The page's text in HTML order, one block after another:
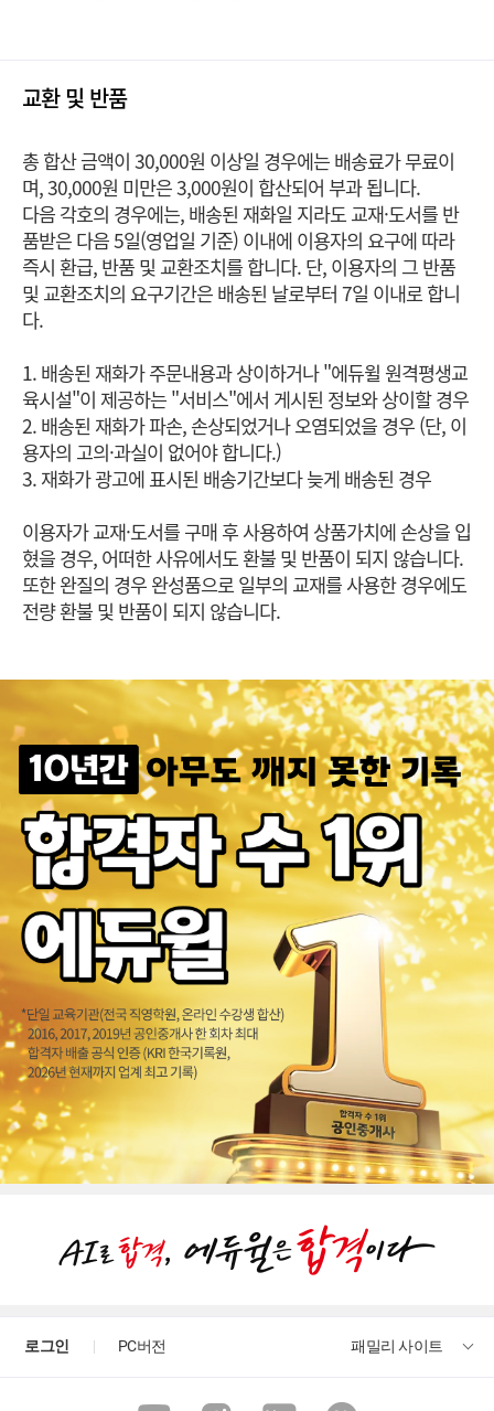
PART 1 최신기출 유형 미리보기
PART 4 직무모의고사
PART 5 실전동형 모의고사
교환 및 반품
총 합산 금액이 30,000원 이상일 경우에는 배송료가 무료이
며, 30,000원 미만은 3,000원이 합산되어 부과 됩니다.
다음 각호의 경우에는, 배송된 재화일 지라도 교재·도서를 반
품받은 다음 5일(영업일 기준) 이내에 이용자의 요구에 따라
즉시 환급, 반품 및 교환조치를 합니다. 단, 이용자의 그 반품
및 교환조치의 요구기간은 배송된 날로부터 7일 이내로 합니
다.
1. 배송된 재화가 주문내용과 상이하거나 "에듀윌 원격평생교
육시설"이 제공하는 "서비스"에서 게시된 정보와 상이할 경우
2. 배송된 재화가 파손, 손상되었거나 오염되었을 경우 (단, 이
용자의 고의·과실이 없어야 합니다.)
3. 재화가 광고에 표시된 배송기간보다 늦게 배송된 경우
이용자가 교재·도서를 구매 후 사용하여 상품가치에 손상을 입
혔을 경우, 어떠한 사유에서도 환불 및 반품이 되지 않습니다.
또한 완질의 경우 완성품으로 일부의 교재를 사용한 경우에도
전량 환불 및 반품이 되지 않습니다.
로그인 PC버전 패밀리 사이트